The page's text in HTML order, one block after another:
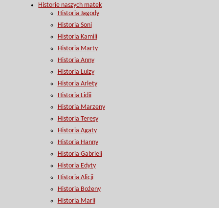
Historie naszych matek
Historia Jagody
Historia Soni
Historia Kamili
Historia Marty
Historia Anny
Historia Luizy
Historia Arlety
Historia Lidii
Historia Marzeny
Historia Teresy
Historia Agaty
Historia Hanny
Historia Gabrieli
Historia Edyty
Historia Alicji
Historia Bożeny
Historia Marii